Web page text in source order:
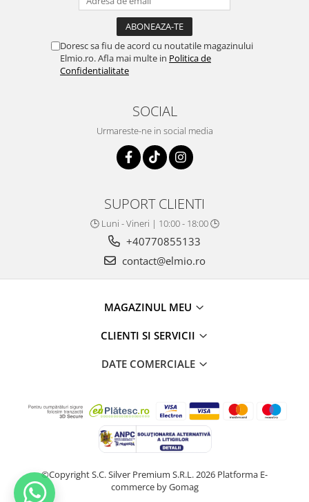
Doresc sa fiu de acord cu noutatile magazinului
Elmio.ro. Afla mai multe in Politica de
Confidentialitate
SOCIAL
Urmareste-ne in social media
SUPORT CLIENTI
🕒 Luni - Vineri | 10:00 - 18:00 🕒
+40770855133
contact@elmio.ro
MAGAZINUL MEU
CLIENTI SI SERVICII
DATE COMERCIALE
©Copyright S.C. Silver Premium S.R.L. 2026 Platforma E-
commerce by Gomag